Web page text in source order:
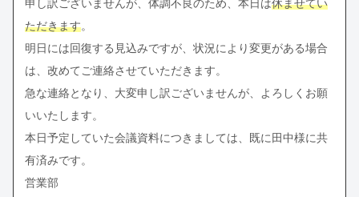
申し訳ございませんが、体調不良のため、本日は休ませてい
ただきます。
明日には回復する見込みですが、状況により変更がある場合
は、改めてご連絡させていただきます。
急な連絡となり、大変申し訳ございませんが、よろしくお願
いいたします。
本日予定していた会議資料につきましては、既に田中様に共
有済みです。
営業部